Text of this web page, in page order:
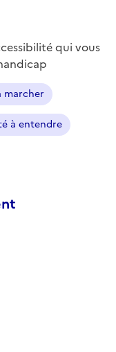
qui vous
marcher
à entendre